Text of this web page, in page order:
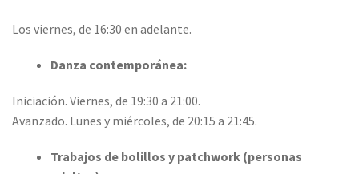
Los viernes, de 16:30 en adelante.
Danza contemporánea:
Iniciación. Viernes, de 19:30 a 21:00.
Avanzado. Lunes y miércoles, de 20:15 a 21:45.
Trabajos de bolillos y patchwork (personas